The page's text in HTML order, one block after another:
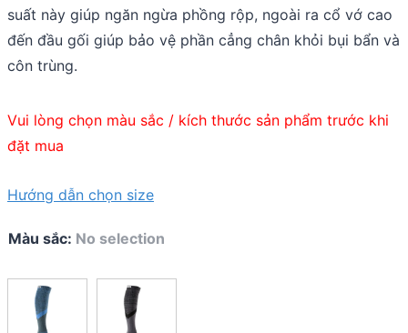
suất này giúp ngăn ngừa phồng rộp, ngoài ra cổ vớ cao
đến đầu gối giúp bảo vệ phần cẳng chân khỏi bụi bẩn và
côn trùng.
Vui lòng chọn màu sắc / kích thước sản phẩm trước khi
đặt mua
Hướng dẫn chọn size
Màu sắc: No selection